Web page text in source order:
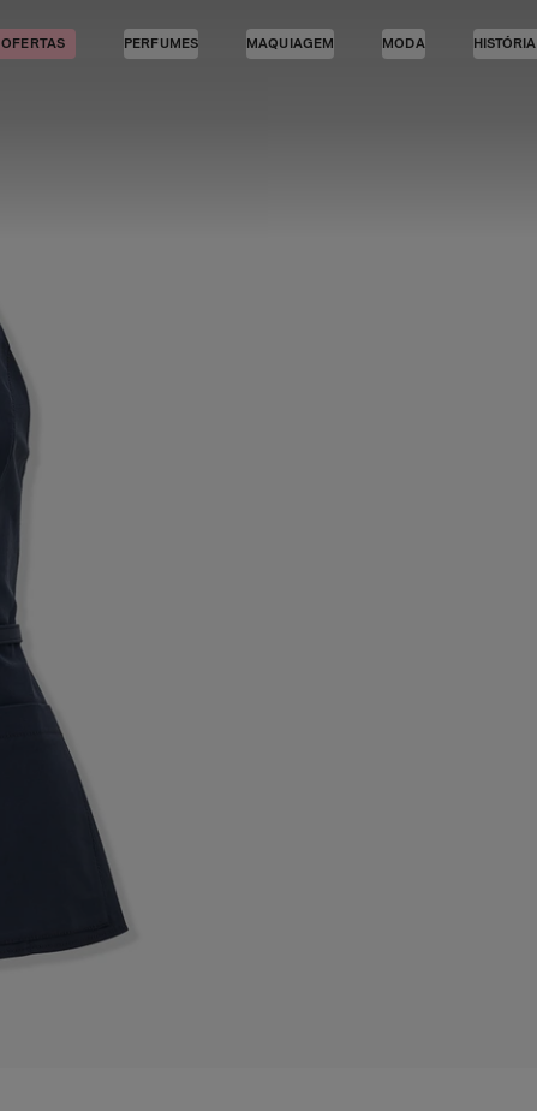
OFERTAS PERFUMES MAQUIAGEM MODA